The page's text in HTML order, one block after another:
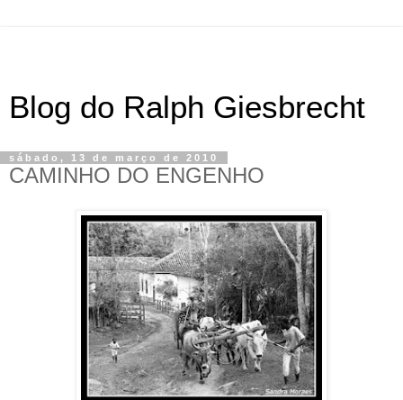
Blog do Ralph Giesbrecht
sábado, 13 de março de 2010
CAMINHO DO ENGENHO